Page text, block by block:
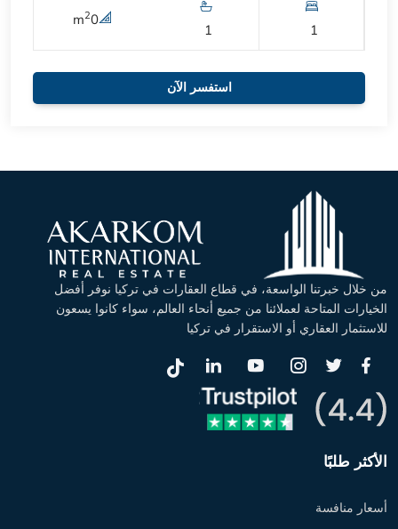
1
1
0
m2
استفسر الآن
من خلال خبرتنا الواسعة، في قطاع العقارات في تركيا نوفر أفضل
الخيارات المتاحة لعملائنا من جميع أنحاء العالم، سواء كانوا يسعون
للاستثمار العقاري أو الاستقرار في تركيا
الأكثر طلبًا
أسعار منافسة